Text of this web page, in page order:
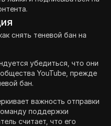
снять теневой бан на
убедиться, что они
YouTube, прежде
бан.
важность отправки
поддержки
считает, что его